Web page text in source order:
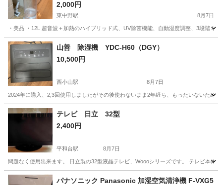
2,000円
東中野駅 8月7日
・美品 ・12L 超音波＋加熱のハイブリッド式、UV除菌機能、自動湿度調整、3段階ミ
東京 中野区 東中野駅 季節、空調家電 HAGOOGI
山善 除湿機 YDC-H60（DGY）
10,500円
西小山駅 8月7日
2024年に購入、2,3回使用しましたがその後使わないまま2年経ち、もったいないた
東京 目黒区 西小山駅 季節、空調家電
テレビ 日立 32型
2,400円
平和台駅 8月7日
問題なく使用出来ます。 日立製の32型液晶テレビ、Woooシリーズです。 テレビ本
東京 練馬区 平和台駅 Wooo
パナソニック Panasonic 加湿空気清浄機 F-VXG5